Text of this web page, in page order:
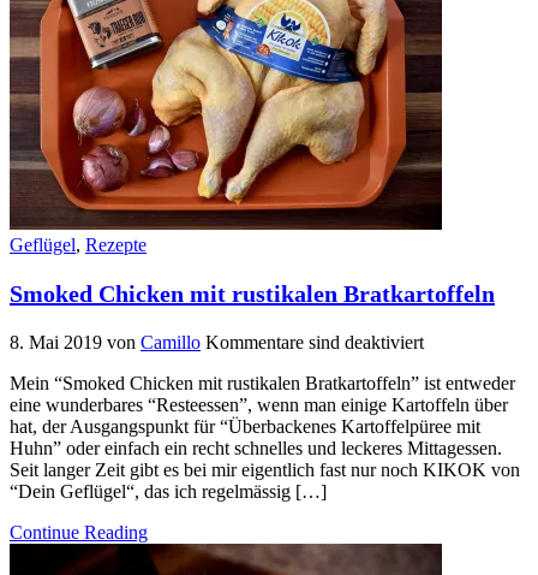
Geflügel, Rezepte
Smoked Chicken mit rustikalen Bratkartoffeln
8. Mai 2019 von Camillo Kommentare sind deaktiviert
Mein “Smoked Chicken mit rustikalen Bratkartoffeln” ist entweder
eine wunderbares “Resteessen”, wenn man einige Kartoffeln über
hat, der Ausgangspunkt für “Überbackenes Kartoffelpüree mit
Huhn” oder einfach ein recht schnelles und leckeres Mittagessen.
Seit langer Zeit gibt es bei mir eigentlich fast nur noch KIKOK von
“Dein Geflügel“, das ich regelmässig […]
Continue Reading